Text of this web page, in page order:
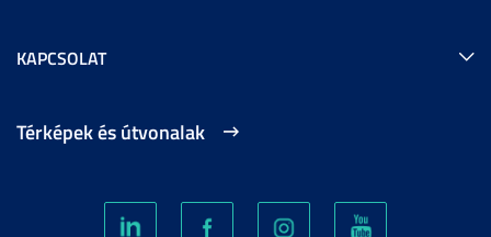
KAPCSOLAT
Térképek és útvonalak